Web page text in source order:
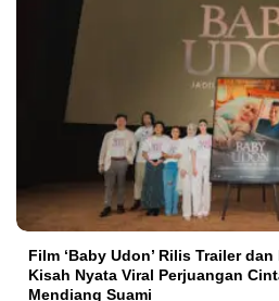
Film ‘Baby Udon’ Rilis Trailer
Kisah Nyata Viral Perjuangan
Mendiang Suami